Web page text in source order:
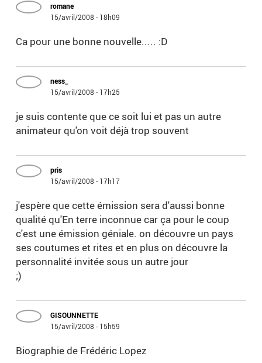
romane
15/avril/2008 - 18h09
Ca pour une bonne nouvelle..... :D
ness_
15/avril/2008 - 17h25
je suis contente que ce soit lui et pas un autre
animateur qu'on voit déjà trop souvent
pris
15/avril/2008 - 17h17
j'espère que cette émission sera d'aussi bonne
qualité qu'En terre inconnue car ça pour le coup
c'est une émission géniale. on découvre un pays
ses coutumes et rites et en plus on découvre la
personnalité invitée sous un autre jour
;)
GISOUNNETTE
15/avril/2008 - 15h59
Biographie de Frédéric Lopez